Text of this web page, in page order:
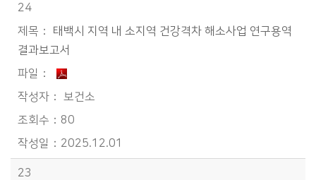
24
태백시 지역 내 소지역 건강격차 해소사업 연구용역
결과보고서
보건소
80
2025.12.01
23